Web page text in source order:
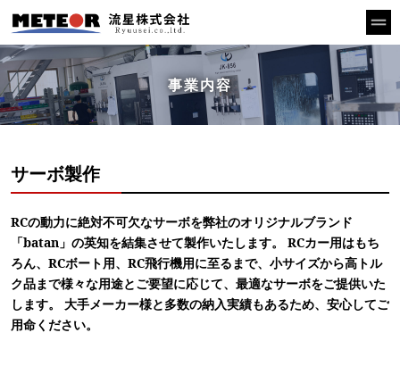
事業内容
サーボ製作
RCの動力に絶対不可欠なサーボを弊社のオリジナルブランド
「batan」の英知を結集させて製作いたします。 RCカー用はもち
ろん、RCボート用、RC飛行機用に至るまで、小サイズから高トル
ク品まで様々な用途とご要望に応じて、最適なサーボをご提供いた
します。 大手メーカー様と多数の納入実績もあるため、安心してご
用命ください。